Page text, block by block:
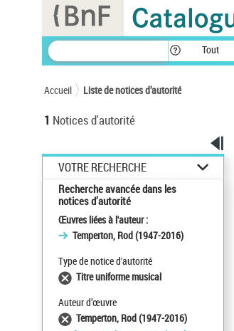
Tout
Accueil Liste de notices d’autorité
1 Notices d'autorité
VOTRE RECHERCHE
Recherche avancée dans les
notices d’autorité
Œuvres liées à l'auteur :
Temperton, Rod (1947-2016)
Type de notice d'autorité
Titre uniforme musical
Auteur d’œuvre
Temperton, Rod (1947-2016)
Panneau de gestion des cookies